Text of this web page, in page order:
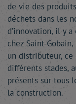
de vie des
déchets dans les
d’innovation, il y
chez Saint-
un distributeur,
différents stades,
présents sur tous
la construction.